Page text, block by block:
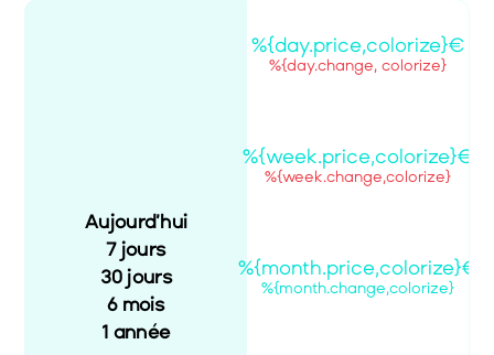
Aujourd’hui
7 jours
30 jours
6 mois
1 année
%{day.price,colorize}€
%{day.change, colorize}
%{week.price,colorize}€
%{week.change,colorize}
%{month.price,colorize}€
%{month.change,colorize}